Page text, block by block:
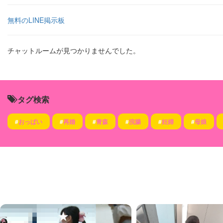
無料のLINE掲示板
チャットルームが見つかりませんでした。
タグ検索
#おっぱい #再婚 #青森 #浣腸 #妊婦 #母娘